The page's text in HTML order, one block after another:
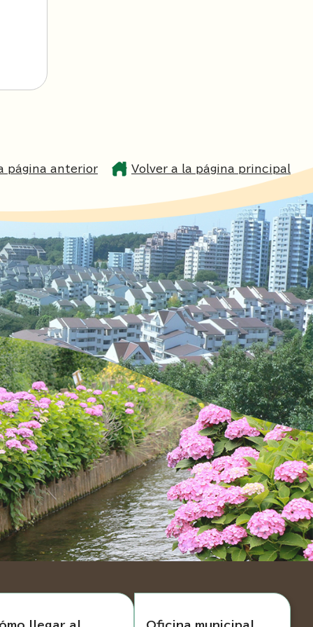
página anterior Volver a la página principal
llegar al Oficina municipal